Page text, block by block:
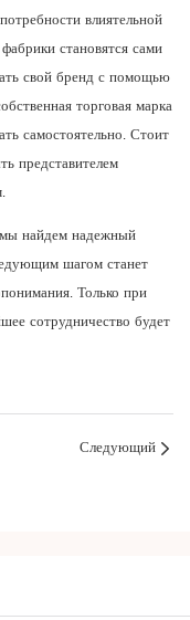
влиятельной
становятся сами
свой бренд с помощью
торговая марка
самостоятельно. Стоит
представителем
мы найдем надежный
шагом станет
Только при
сотрудничество будет
Следующий